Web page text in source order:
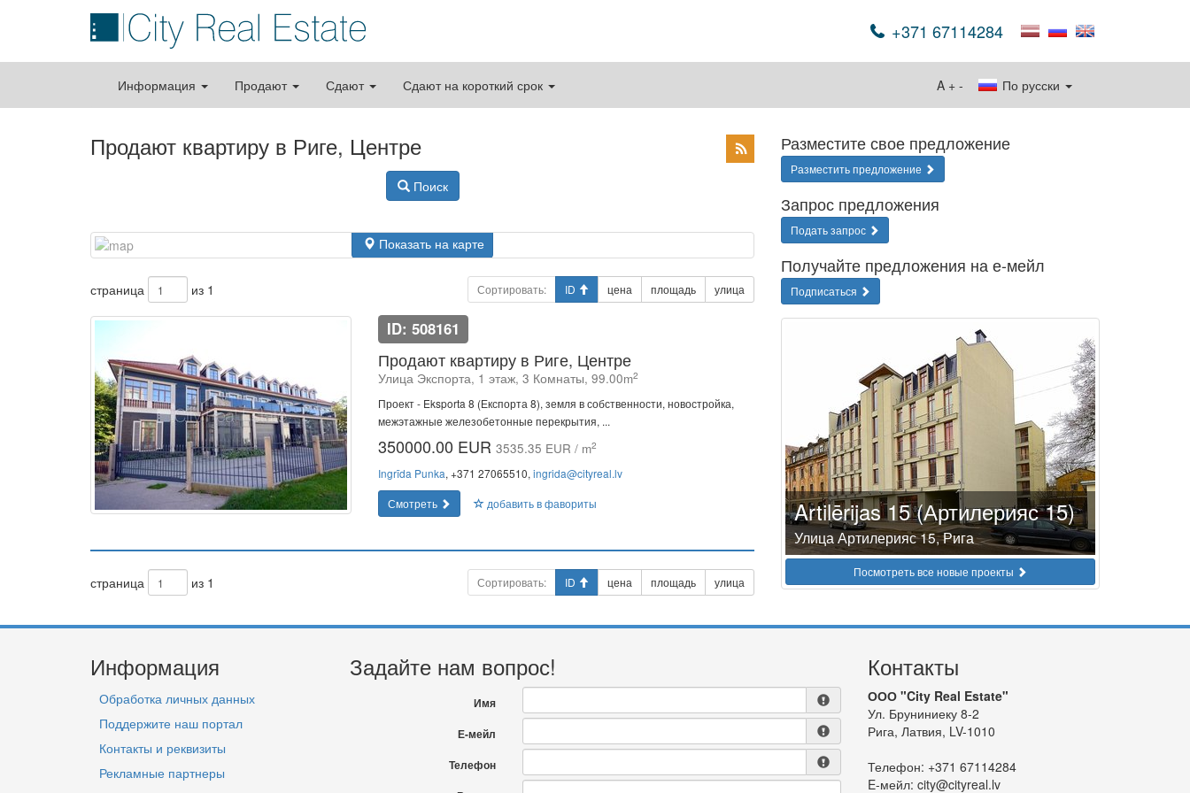
+371 67114284
Информация Продают Сдают Сдают на короткий срок По русски
A + -
Продают квартиру в Риге, Центре
Поиск
Показать на карте
страница из 1 Сортировать: ID цена площадь улица
ID: 508161
Продают квартиру в Риге, Центре
Улица Экспорта, 1 этаж, 3 Комнаты, 99.00m2
Проект - Eksporta 8 (Експорта 8), земля в собственности, новостройка,
межэтажные железобетонные перекрытия, ...
350000.00 EUR 3535.35 EUR / m2
Ingrīda Punka, +371 27065510, ingrida@cityreal.lv
Смотреть
добавить в фавориты
страница из 1 Сортировать: ID цена площадь улица
Разместите свое предложение
Разместить предложение
Запрос предложения
Подать запрос
Получайте предложения на е-мейл
Подписаться
Artilērijas 15 (Артилерияс 15)
Улица Артилерияс 15, Рига
Посмотреть все новые проекты
Информация
Обработка личных данных
Поддержите наш портал
Контакты и реквизиты
Рекламные партнеры
Задайте нам вопрос!
Имя
Е-мейл
Телефон
Контакты
ООО "City Real Estate"
Ул. Бруниниеку 8-2
Рига, Латвия, LV-1010
Телефон: +371 67114284
E-мейл: city@cityreal.lv